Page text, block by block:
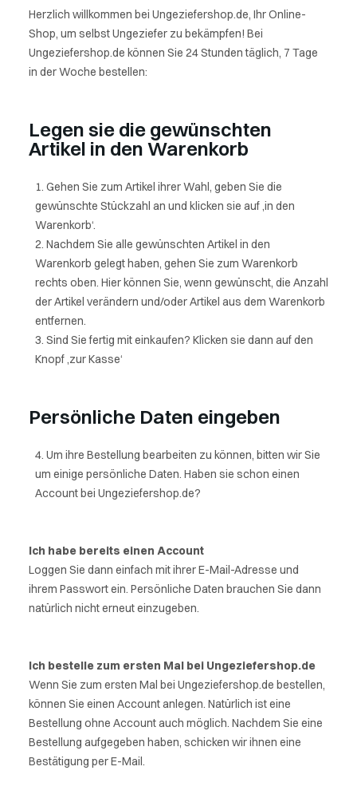
Herzlich willkommen bei Ungeziefershop.de, Ihr Online-
Shop, um selbst Ungeziefer zu bekämpfen! Bei
Ungeziefershop.de können Sie 24 Stunden täglich, 7 Tage
in der Woche bestellen:
Legen sie die gewünschten
Artikel in den Warenkorb
Gehen Sie zum Artikel ihrer Wahl, geben Sie die
gewünschte Stückzahl an und klicken sie auf ‚in den
Warenkorb‘.
Nachdem Sie alle gewünschten Artikel in den
Warenkorb gelegt haben, gehen Sie zum Warenkorb
rechts oben. Hier können Sie, wenn gewünscht, die Anzahl
der Artikel verändern und/oder Artikel aus dem Warenkorb
entfernen.
Sind Sie fertig mit einkaufen? Klicken sie dann auf den
Knopf ‚zur Kasse‘
Persönliche Daten eingeben
Um ihre Bestellung bearbeiten zu können, bitten wir Sie
um einige persönliche Daten. Haben sie schon einen
Account bei Ungeziefershop.de?
Ich habe bereits einen Account
Loggen Sie dann einfach mit ihrer E-Mail-Adresse und
ihrem Passwort ein. Persönliche Daten brauchen Sie dann
natürlich nicht erneut einzugeben.
Ich bestelle zum ersten Mal bei Ungeziefershop.de
Wenn Sie zum ersten Mal bei Ungeziefershop.de bestellen,
können Sie einen Account anlegen. Natürlich ist eine
Bestellung ohne Account auch möglich. Nachdem Sie eine
Bestellung aufgegeben haben, schicken wir ihnen eine
Bestätigung per E-Mail.